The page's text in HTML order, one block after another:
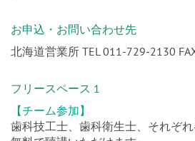
お申込・お問い合わせ先
北海道営業所 TEL 011-729-2130
フリースペース 1
【チーム参加】
歯科技工士、歯科衛生士、それぞ